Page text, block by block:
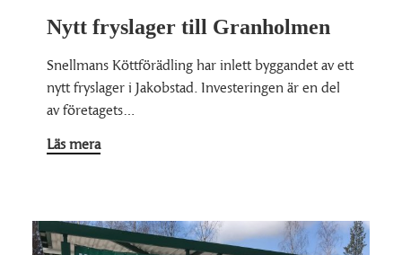
Nytt fryslager till Granholmen
Snellmans Köttförädling har inlett byggandet av ett
nytt fryslager i Jakobstad. Investeringen är en del
av företagets…
Läs mera